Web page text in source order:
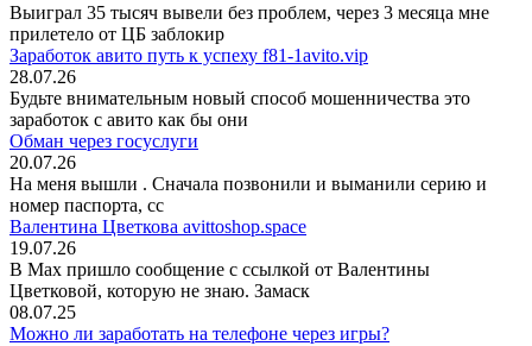
Выиграл 35 тысяч вывели без проблем, через 3 месяца мне
прилетело от ЦБ заблокир
Заработок авито путь к успеху f81-1avito.vip
28.07.26
Будьте внимательным новый способ мошенничества это
заработок с авито как бы они
Обман через госуслуги
20.07.26
На меня вышли . Сначала позвонили и выманили серию и
номер паспорта, сс
Валентина Цветкова avittoshop.space
19.07.26
В Мах пришло сообщение с ссылкой от Валентины
Цветковой, которую не знаю. Замаск
08.07.25
Можно ли заработать на телефоне через игры?